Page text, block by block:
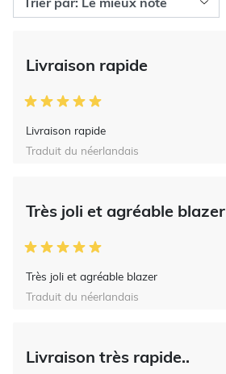
Livraison rapide
Livraison rapide
Traduit du néerlandais
Très joli et agréable blazer
Très joli et agréable blazer
Traduit du néerlandais
Livraison très rapide..